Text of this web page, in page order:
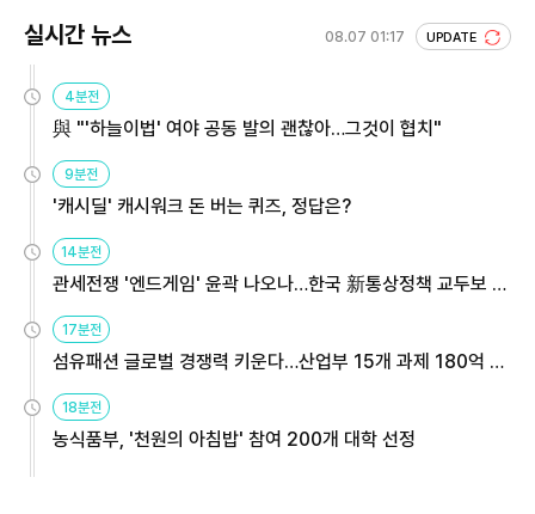
실시간 뉴스 08.07 01:17 UPDATE
4분전
與 "'하늘이법' 여야 공동 발의 괜찮아…그것이 협치"
9분전
'캐시딜' 캐시워크 돈 버는 퀴즈, 정답은?
14분전
관세전쟁 '엔드게임' 윤곽 나오나…한국 新통상정책 교두보 활
용해야
17분전
섬유패션 글로벌 경쟁력 키운다…산업부 15개 과제 180억 지
원
18분전
농식품부, '천원의 아침밥' 참여 200개 대학 선정